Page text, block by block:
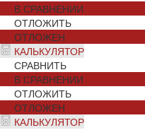
В СРАВНЕНИИ
ОТЛОЖИТЬ
ОТЛОЖЕН
КАЛЬКУЛЯТОР
СРАВНИТЬ
В СРАВНЕНИИ
ОТЛОЖИТЬ
ОТЛОЖЕН
КАЛЬКУЛЯТОР